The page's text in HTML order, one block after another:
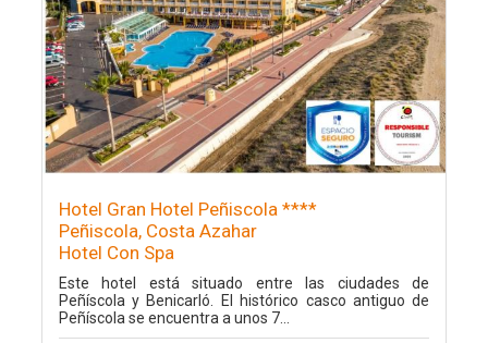
Hotel Gran Hotel Peñiscola ****
Peñiscola, Costa Azahar
Hotel Con Spa
Este hotel está situado entre las ciudades de
Peñíscola y Benicarló. El histórico casco antiguo de
Peñíscola se encuentra a unos 7...